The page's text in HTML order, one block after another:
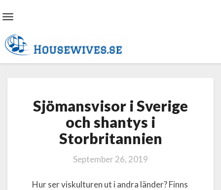
i
Sverige
och
shantys
i
Storbritannien
Sjömansvisor i Sverige
och shantys i
Storbritannien
September 26, 2019
Hur ser viskulturen ut i andra länder? Finns